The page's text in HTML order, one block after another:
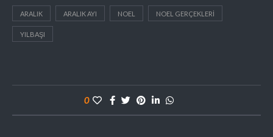
ARALIK ARALIK AYI NOEL NOEL GERÇEKLERI
YILBAŞI
0